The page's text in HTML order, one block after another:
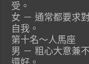
受。
女 － 通常都要求
自我。
第十名～人馬座
男 － 粗心大意兼